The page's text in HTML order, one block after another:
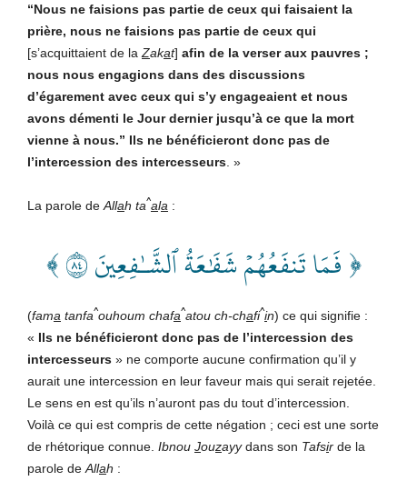
“Nous ne faisions pas partie de ceux qui faisaient la
prière, nous ne faisions pas partie de ceux qui
[s’acquittaient de la Zakat] afin de la verser aux pauvres ;
nous nous engagions dans des discussions
d’égarement avec ceux qui s’y engageaient et nous
avons démenti le Jour dernier jusqu’à ce que la mort
vienne à nous.” Ils ne bénéficieront donc pas de
l’intercession des intercesseurs . »
La parole de Allah ta^ala :
﴿ فَمَا تَنفَعُهُمۡ شَفَٰعَةُ ٱلشَّـٰفِعِينَ ٤٨ ﴾
(fama tanfa^ouhoum chafa^atou ch-chafi^in) ce qui signifie :
« Ils ne bénéficieront donc pas de l’intercession des
intercesseurs » ne comporte aucune confirmation qu’il y
aurait une intercession en leur faveur mais qui serait rejetée.
Le sens en est qu’ils n’auront pas du tout d’intercession.
Voilà ce qui est compris de cette négation ; ceci est une sorte
de rhétorique connue. Ibnou Jouzayydans son Tafsir de la
parole de Allah :